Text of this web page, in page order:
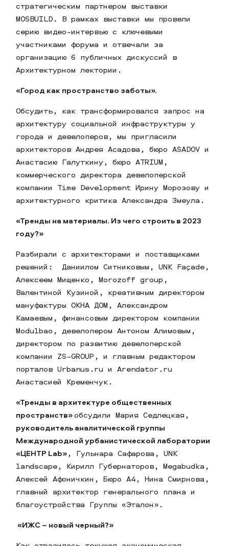
стратегическим партнером выставки
MOSBUILD. В рамках выставки мы провели
серию видео-интервью с ключевыми
участниками форума и отвечали за
организацию 6 публичных дискуссий в
Архитектурном лектории.
«Город как пространство заботы».
Обсудить, как трансформировался запрос на
архитектуру социальной инфраструктуры у
города и девелоперов, мы пригласили
архитекторов Андрея Асадова, бюро ASADOV и
Анастасию Галуткину, бюро ATRIUM,
коммерческого директора девелоперской
компании Time Development Ирину Морозову и
архитектурного критика Александра Змеула.
«Тренды на материалы. Из чего строить в 2023
году?»
Разбирали с архитекторами и поставщиками
решений: Даниилом Ситниковым, UNK Façade,
Алексеем Мищенко, Morozoff group,
Валентиной Кузиной, креативным директором
мануфактуры ОКНА ДОМ, Александром
Камаевым, финансовым директором компании
Modulbao, девелопером Антоном Алимовым,
директором по развитию девелоперской
компании ZS-GROUP, и главным редактором
порталов Urbanus.ru и Arendator.ru
Анастасией Кременчук.
«Тренды в архитектуре общественных
пространств»обсудили Мария Седлецкая,
руководитель аналитической группы
Международной урбанистической лаборатории
«ЦЕНТР Lab», Гульнара Сафарова, UNK
landscape, Кирилл Губернаторов, Megabudka,
Алексей Афоничкин, Бюро А4, Нина Смирнова,
главный архитектор генерального плана и
благоустройства Группы «Эталон».
«ИЖС – новый черный?»